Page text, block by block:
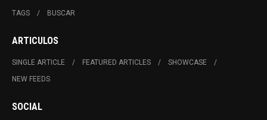
TAGS BUSCAR
ARTICULOS
SINGLE ARTICLE FEATURED ARTICLES
SHOWCASE
NEW FEEDS
SOCIAL